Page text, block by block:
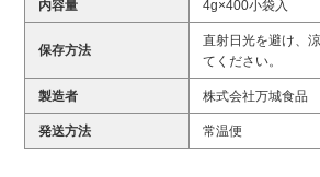
内容量 4g×400小袋入
保存方法
直射日光を避け、
てください。
製造者 株式会社万城食品
発送方法 常温便